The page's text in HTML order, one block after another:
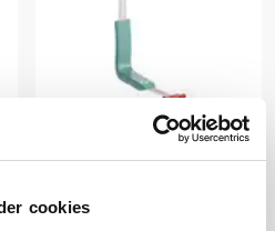
cookies
MÄTSTICKA
till barn.
Pris:
199 kr